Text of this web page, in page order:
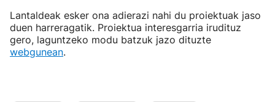
Lantaldeak esker ona adierazi nahi du proiektuak jaso
duen harreragatik. Proiektua interesgarria irudituz
gero, laguntzeko modu batzuk jazo dituzte
webgunean.